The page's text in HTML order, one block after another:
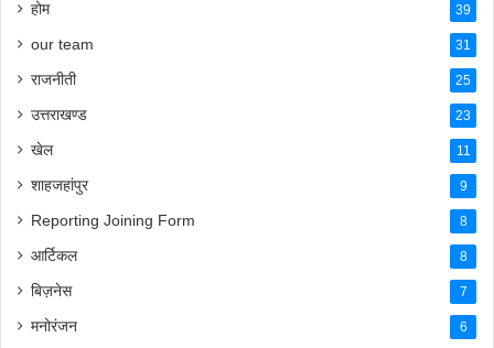
होम 39
our team 31
राजनीती 25
उत्तराखण्ड 23
खेल 11
शाहजहांपुर 9
Reporting Joining Form 8
आर्टिकल 8
बिज़नेस 7
मनोरंजन 6